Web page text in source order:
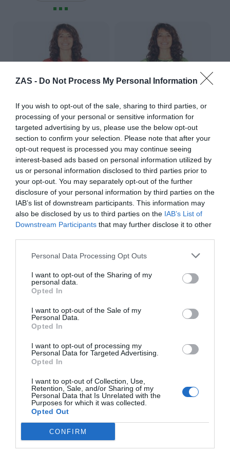
ZAS - Do Not Process My Personal Information
If you wish to opt-out of the sale, sharing to third parties, or
processing of your personal or sensitive information for
targeted advertising by us, please use the below opt-out
section to confirm your selection. Please note that after your
opt-out request is processed you may continue seeing
interest-based ads based on personal information utilized by
us or personal information disclosed to third parties prior to
your opt-out. You may separately opt-out of the further
disclosure of your personal information by third parties on the
IAB’s list of downstream participants. This information may
also be disclosed by us to third parties on the IAB’s List of
Downstream Participants that may further disclose it to other
Personal Data Processing Opt Outs
I want to opt-out of the Sharing of my
personal data.
Opted In
I want to opt-out of the Sale of my
Personal Data.
Opted In
I want to opt-out of processing my
Personal Data for Targeted Advertising.
Opted In
I want to opt-out of Collection, Use,
Retention, Sale, and/or Sharing of my
Personal Data that Is Unrelated with the
Purposes for which it was collected.
Opted Out
CONFIRM
Camiseta crop sol con
detalle crochet
★★★★★
★★★★★
19,99 €
[CAEV54 ]
Ver producto
Camiseta crop sol y luna
manga larga
★★★★★
★★★★★
19, 99
[CAEV53 ]
Ver producto
Cargar más productos
ZAS DESDE 1999
Casi 3 décadas vistiendo almas libres con piezas
auténticas traídas directamente de origen.
4,7/5 · 1.197 valoraciones
Ver detalles›